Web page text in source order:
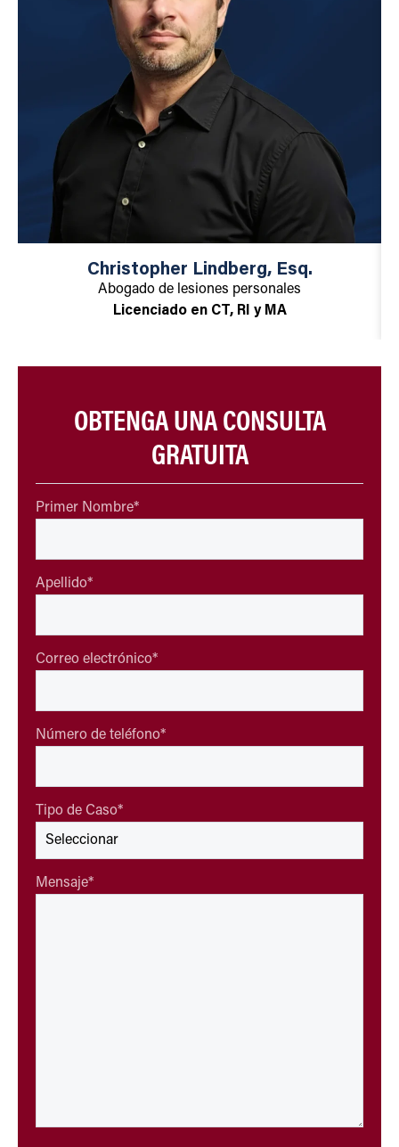
Christopher Lindberg, Esq.
Abogado de lesiones personales
Licenciado en CT, RI y MA
OBTENGA UNA CONSULTA
GRATUITA
Primer Nombre*
Apellido*
Correo electrónico*
Número de teléfono*
Tipo de Caso*
Mensaje*